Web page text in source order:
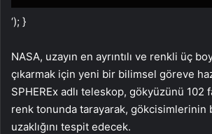
‘); }
NASA, uzayın en ayrıntılı ve renkli üç
çıkarmak için yeni bir bilimsel göreve
SPHEREx adlı teleskop, gökyüzünü 102
renk tonunda tarayarak, gökcisimlerinin
uzaklığını tespit edecek.